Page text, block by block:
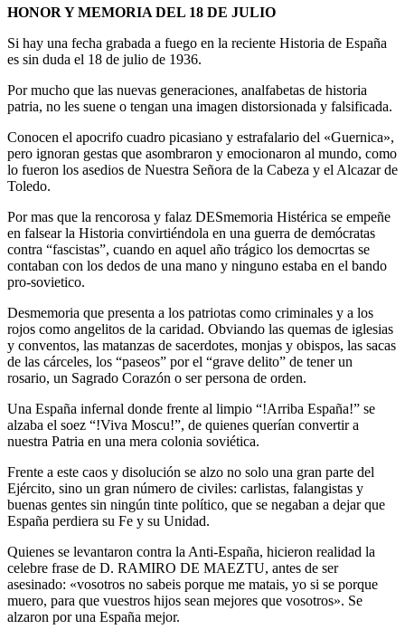
HONOR Y MEMORIA DEL 18 DE JULIO
Si hay una fecha grabada a fuego en la reciente Historia de España
es sin duda el 18 de julio de 1936.
Por mucho que las nuevas generaciones, analfabetas de historia
patria, no les suene o tengan una imagen distorsionada y falsificada.
Conocen el apocrifo cuadro picasiano y estrafalario del «Guernica»,
pero ignoran gestas que asombraron y emocionaron al mundo, como
lo fueron los asedios de Nuestra Señora de la Cabeza y el Alcazar de
Toledo.
Por mas que la rencorosa y falaz DESmemoria Histérica se empeñe
en falsear la Historia convirtiéndola en una guerra de demócratas
contra “fascistas”, cuando en aquel año trágico los democrtas se
contaban con los dedos de una mano y ninguno estaba en el bando
pro-sovietico.
Desmemoria que presenta a los patriotas como criminales y a los
rojos como angelitos de la caridad. Obviando las quemas de iglesias
y conventos, las matanzas de sacerdotes, monjas y obispos, las sacas
de las cárceles, los “paseos” por el “grave delito” de tener un
rosario, un Sagrado Corazón o ser persona de orden.
Una España infernal donde frente al limpio “!Arriba España!” se
alzaba el soez “!Viva Moscu!”, de quienes querían convertir a
nuestra Patria en una mera colonia soviética.
Frente a este caos y disolución se alzo no solo una gran parte del
Ejército, sino un gran número de civiles: carlistas, falangistas y
buenas gentes sin ningún tinte político, que se negaban a dejar que
España perdiera su Fe y su Unidad.
Quienes se levantaron contra la Anti-España, hicieron realidad la
celebre frase de D. RAMIRO DE MAEZTU, antes de ser
asesinado: «vosotros no sabeis porque me matais, yo si se porque
muero, para que vuestros hijos sean mejores que vosotros». Se
alzaron por una España mejor.